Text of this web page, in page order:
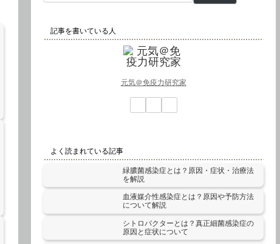
記事を書いている人
元気＠免疫力研究家
よく読まれている記事
緑膿菌感染症とは？原因・症状・治療法
を解説
血液媒介性感染症とは？原因や予防方法
について解説
シトロバクターとは？真正細菌感染症の
原因と症状について